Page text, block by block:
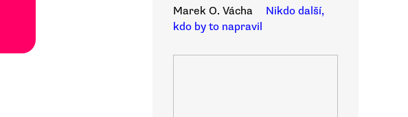
Marek O. Vácha
Nikdo další,
kdo by to napravil